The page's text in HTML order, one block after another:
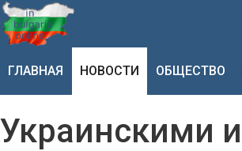
ГЛАВНАЯ НОВОСТИ ОБЩЕСТВО
Украинскими и